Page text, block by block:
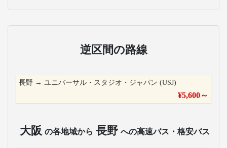
逆区間の路線
長野 → ユニバーサル・スタジオ・ジャパン (USJ)
¥5,600～
大阪 の各地域から 長野 への高速バス・格安バス